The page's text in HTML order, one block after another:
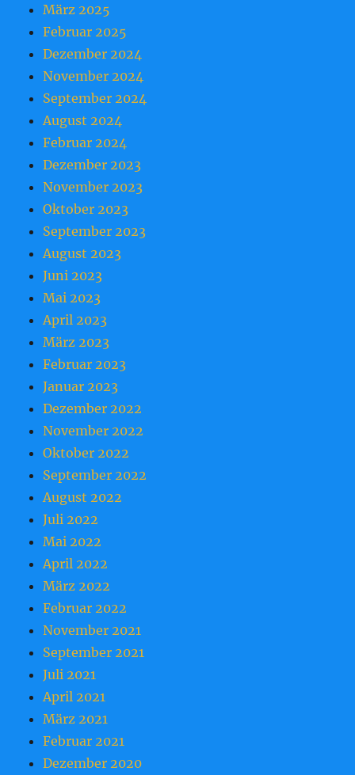
März 2025
Februar 2025
Dezember 2024
November 2024
September 2024
August 2024
Februar 2024
Dezember 2023
November 2023
Oktober 2023
September 2023
August 2023
Juni 2023
Mai 2023
April 2023
März 2023
Februar 2023
Januar 2023
Dezember 2022
November 2022
Oktober 2022
September 2022
August 2022
Juli 2022
Mai 2022
April 2022
März 2022
Februar 2022
November 2021
September 2021
Juli 2021
April 2021
März 2021
Februar 2021
Dezember 2020